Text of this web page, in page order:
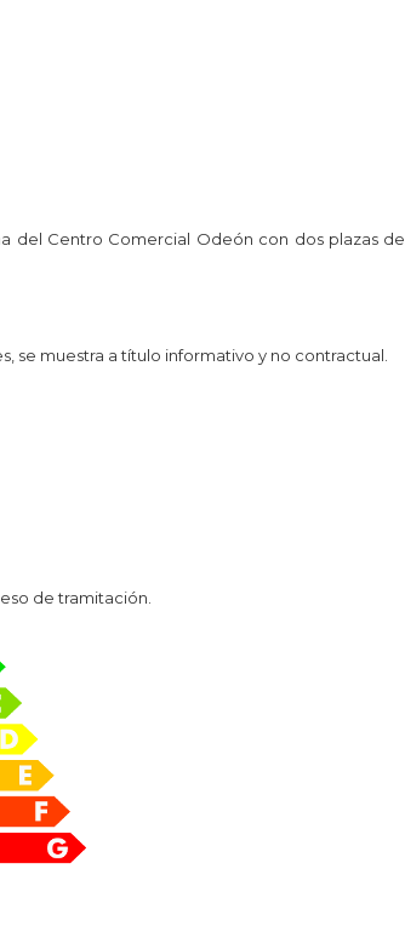
del Centro Comercial Odeón con dos plazas de
se muestra a título informativo y no contractual.
de tramitación.